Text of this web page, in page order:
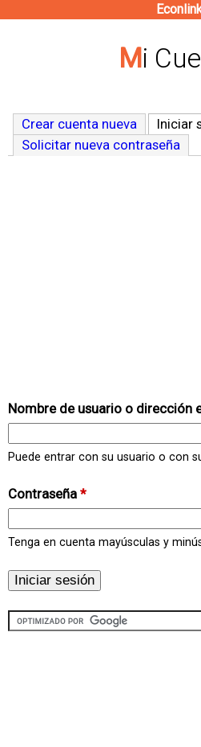
contenido
Mi
Crear cuenta nueva Iniciar
Solicitar nueva contraseña
Nombre de usuario o dirección
Puede entrar con su usuario o con
Contraseña *
Tenga en cuenta mayúsculas y